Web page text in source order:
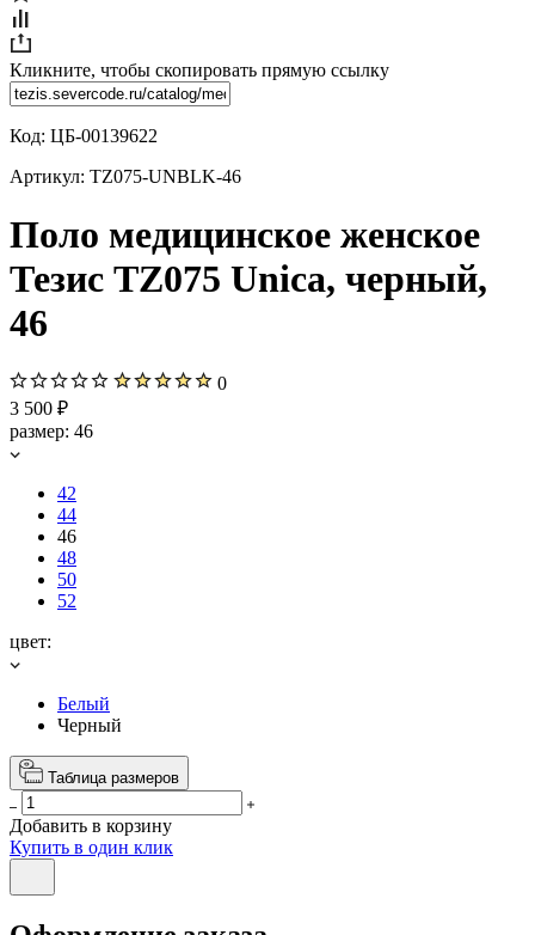
Кликните, чтобы скопировать прямую ссылку
Код: ЦБ-00139622
Артикул: TZ075-UNBLK-46
Поло медицинское женское
Тезис TZ075 Unica, черный,
46
0
3 500 ₽
размер: 46
42
44
46
48
50
52
цвет:
Белый
Черный
Таблица размеров
Добавить в корзину
Купить в один клик